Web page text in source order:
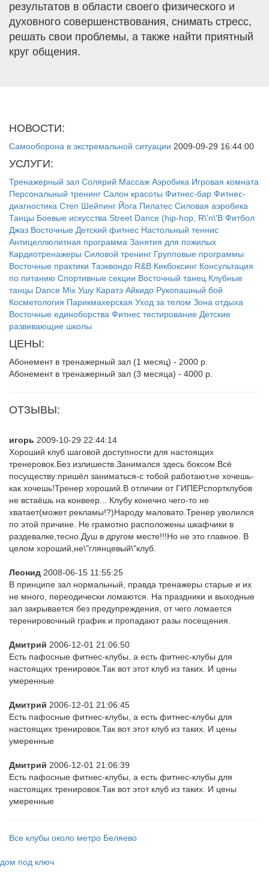
результатов в области своего физического и
духовного совершенствования, снимать стресс,
решать свои проблемы, а также найти приятный
круг общения.
НОВОСТИ:
Самооборона в экстремальной ситуации 2009-09-29 16:44:00
УСЛУГИ:
Тренажерный зал Солярий Массаж Аэробика Игровая комната
Персональный тренинг Салон красоты Фитнес-бар Фитнес-
диагностика Степ Шейпинг Йога Пилатес Силовая аэробика
Танцы Боевые искусства Street Dance (hip-hop, R\'n\'B Фитбол
Джаз Восточные Детский фитнес Настольный теннис
Антицеллюлитная программа Занятия для пожилых
Кардиотренажеры Силовой тренинг Групповые программы
Восточные практики Таэквондо R&B Кикбоксинг Консультация
по питанию Спортивные секции Восточный танец Клубные
танцы Dance Mix Ушу Каратэ Айкидо Рукопашный бой
Косметология Парикмахерская Уход за телом Зона отдыха
Восточные единоборства Фитнес тестирование Детские
развивающие школы
ЦЕНЫ:
Абонемент в тренажерный зал (1 месяц) - 2000 р.
Абонемент в тренажерный зал (3 месяца) - 4000 р.
ОТЗЫВЫ:
игорь 2009-10-29 22:44:14
Хороший клуб шаговой доступности для настоящих
тренеровок.Без излишеств.Занимался здесь боксом.Всё
посуществу:пришёл заниматься-с тобой работают,не хочешь-
как хочешь!Тренер хороший.В отличии от ГИПЕРспортклубов
не встаёшь на конвеер... Клубу конечно чего-то не
хватает(может рекламы!?)Народу маловато.Тренер уволился
по этой причине. Не грамотно расположены шкафчики в
раздевалке,тесно.Душ в другом месте!!!Но не это главное. В
целом хороший,не\"глянцевый\"клуб.
Леонид 2008-06-15 11:55:25
В принципе зал нормальный, правда тренажеры старые и их
не много, переодически ломаются. На праздники и выходные
зал закрывается без предупреждения, от чего ломается
теренировочный график и пропадают разы посещения.
Дмитрий 2006-12-01 21:06:50
Есть пафосные фитнес-клубы, а есть фитнес-клубы для
настоящих тренировок.Так вот этот клуб из таких. И цены
умеренные
Дмитрий 2006-12-01 21:06:45
Есть пафосные фитнес-клубы, а есть фитнес-клубы для
настоящих тренировок.Так вот этот клуб из таких. И цены
умеренные
Дмитрий 2006-12-01 21:06:39
Есть пафосные фитнес-клубы, а есть фитнес-клубы для
настоящих тренировок.Так вот этот клуб из таких. И цены
умеренные
Все клубы около метро Беляево
дом под ключ